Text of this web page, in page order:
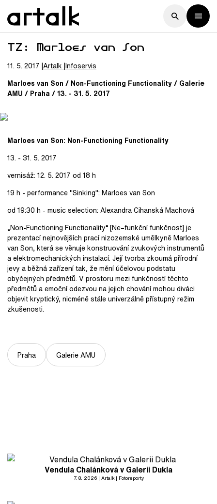
TZ: Marloes van Son
11. 5. 2017 Artalk Infoservis
Marloes van Son / Non-Functioning Functionality / Galerie
AMU / Praha / 13. - 31. 5. 2017
Marloes van Son: Non-Functioning Functionality
13. - 31. 5. 2017
vernisáž: 12. 5. 2017 od 18 h
19 h - performance "Sinking": Marloes van Son
od 19:30 h - music selection: Alexandra Cihanská Machová
„Non-Functioning Functionality“ [Ne–funkční funkčnost] je
prezentací nejnovějších prací nizozemské umělkyně Marloes
van Son, která se věnuje konstruování zvukových instrumentů
a elektromechanických instalací. Její tvorba zkoumá přírodní
jevy a běžná zařízení tak, že mění účelovou podstatu
obyčejných předmětů. V prostoru mezi funkčností těchto
předmětů a emoční odezvou na jejich chování mohou diváci
objevit kryptický, nicméně stále univerzálně přístupný režim
zkušenosti.
Praha Galerie AMU
Vendula Chalánková v Galerii Dukla
7. 8. 2026 Artalk Fotoreporty